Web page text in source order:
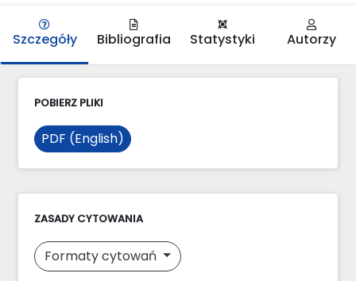
Szczegóły Bibliografia Statystyki Autorzy
POBIERZ PLIKI
PDF (English)
ZASADY CYTOWANIA
Formaty cytowań